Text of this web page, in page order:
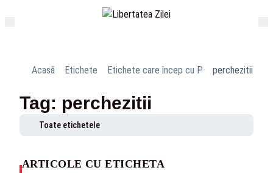
Acasă Etichete Etichete care încep cu P perchezitii
Tag: perchezitii
Toate etichetele
ARTICOLE CU ETICHETA